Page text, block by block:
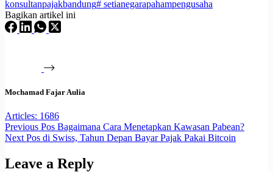
konsultanpajakbandung# setianegarapahampengusaha
Bagikan artikel ini
Mochamad Fajar Aulia
Articles: 1686
Previous Pos Bagaimana Cara Menetapkan Kawasan Pabean?
Next Pos di Swiss, Tahun Depan Bayar Pajak Pakai Bitcoin
Leave a Reply